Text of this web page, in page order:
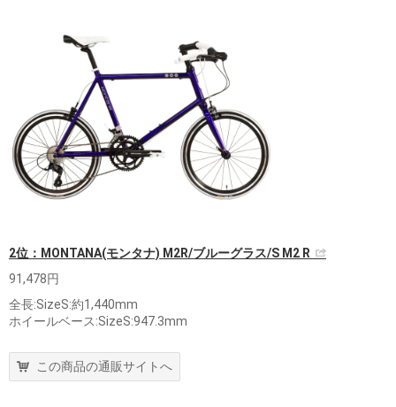
2位：MONTANA(モンタナ) M2R/ブルーグラス/S M2 R
91,478円
全長:SizeS:約1,440mm
ホイールベース:SizeS:947.3mm
この商品の通販サイトへ